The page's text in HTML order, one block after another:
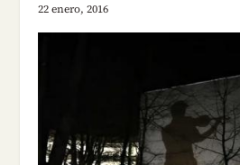
22 enero, 2016